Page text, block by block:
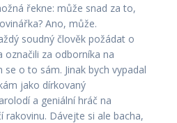
řekne: může snad za to,
Ano, může.
soudný člověk požádat o
označili za odborníka na
o to sám. Jinak bych vypadal
jako dírkovaný
a geniální hráč na
rakovinu. Dávejte si ale bacha,